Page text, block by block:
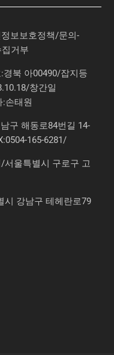
보보호정책/문의-
거부
북 아00490/잡지등
창간일
손태원
구 해동로84번길 14-
165-6281/
서울특별시 구로구 고
시 강남구 테헤란로79